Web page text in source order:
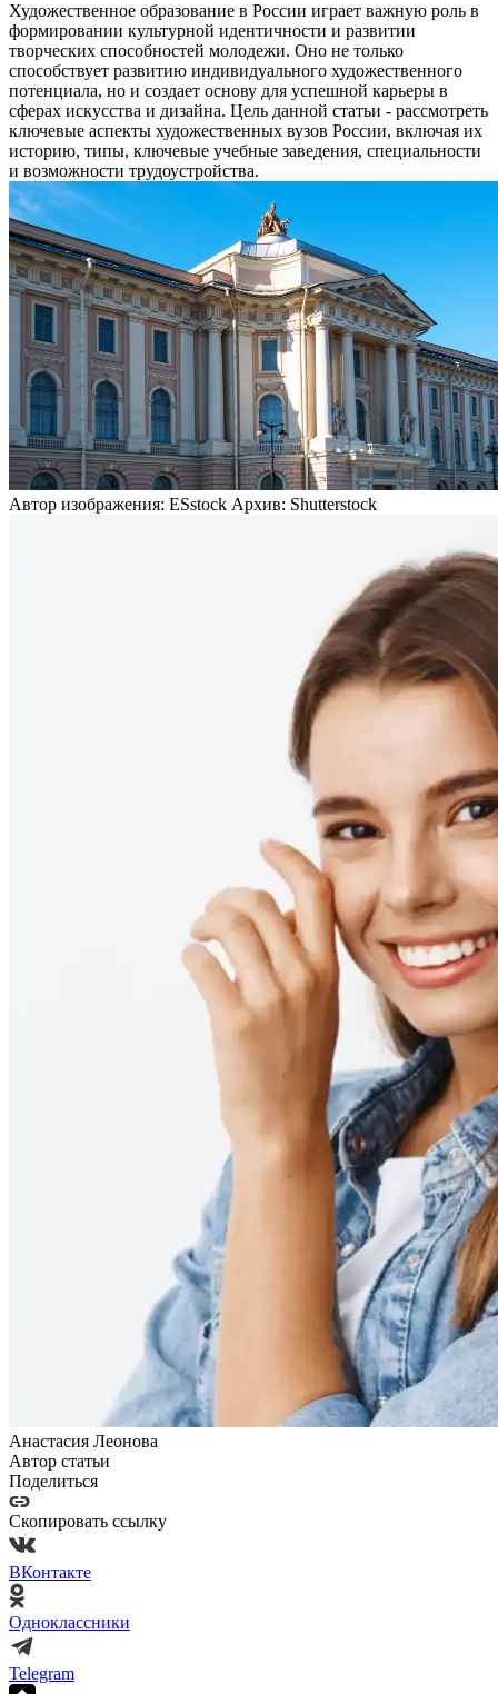
Художественное образование в России играет важную роль в
формировании культурной идентичности и развитии
творческих способностей молодежи. Оно не только
способствует развитию индивидуального художественного
потенциала, но и создает основу для успешной карьеры в
сферах искусства и дизайна. Цель данной статьи - рассмотреть
ключевые аспекты художественных вузов России, включая их
историю, типы, ключевые учебные заведения, специальности
и возможности трудоустройства.
Автор изображения: ESstock Архив: Shutterstock
Анастасия Леонова
Автор статьи
Поделиться
Скопировать ссылку
ВКонтакте
Одноклассники
Telegram